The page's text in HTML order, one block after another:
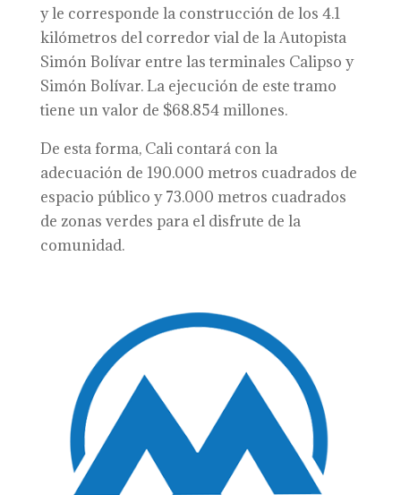
y le corresponde la construcción de los 4.1
kilómetros del corredor vial de la Autopista
Simón Bolívar entre las terminales Calipso y
Simón Bolívar. La ejecución de este tramo
tiene un valor de $68.854 millones.
De esta forma, Cali contará con la
adecuación de 190.000 metros cuadrados de
espacio público y 73.000 metros cuadrados
de zonas verdes para el disfrute de la
comunidad.